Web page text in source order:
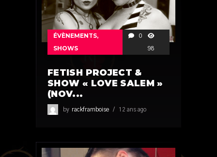
ÉVÈNEMENTS,
SHOWS
0
98
FETISH PROJECT &
SHOW « LOVE SALEM »
(NOV...
by rackframboise 12 ans ago